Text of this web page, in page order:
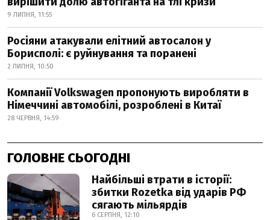
9 ЛИПНЯ, 11:55
Росіяни атакували елітний автосалон у
Борисполі: є руйнування та поранені
2 ЛИПНЯ, 10:50
Компанії Volkswagen пропонують виробляти в
Німеччині автомобілі, розроблені в Китаї
28 ЧЕРВНЯ, 14:59
ГОЛОВНЕ СЬОГОДНІ
Найбільші втрати в історії:
збитки Rozetka від ударів РФ
сягають мільярдів
6 СЕРПНЯ, 12:10